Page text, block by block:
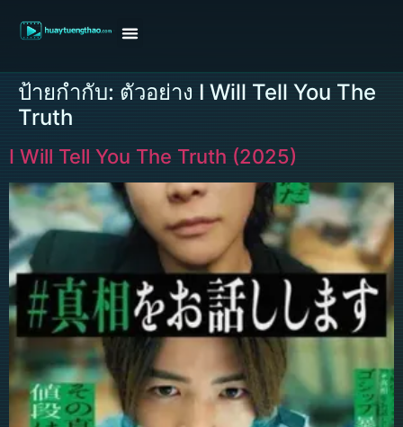
ป้ายกำกับ: ตัวอย่าง I Will Tell You The
Truth
I Will Tell You The Truth (2025)